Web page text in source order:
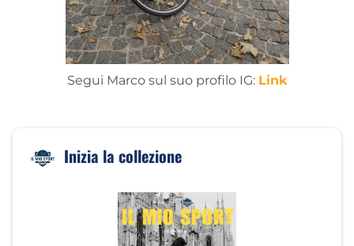
Segui Marco sul suo profilo IG: Link
Inizia la collezione